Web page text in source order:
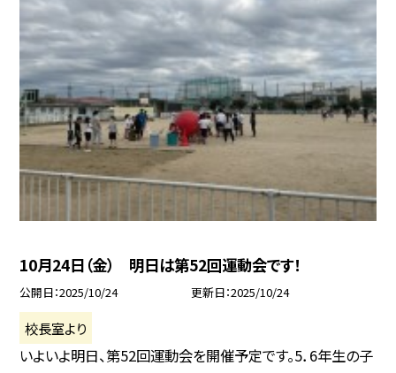
10月24日（金） 明日は第52回運動会です！
公開日 2025/10/24 更新日 2025/10/24
校長室より
いよいよ明日、第52回運動会を開催予定です。5．6年生の子